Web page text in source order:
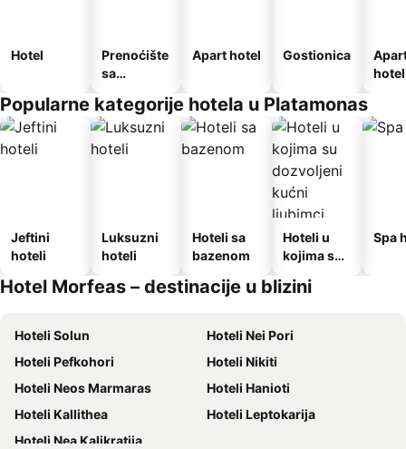
Hotel
Prenoćište
sa
Apart hotel Gostionica
hotel
Popularne kategorije hotela u Platamonas
Jeftini
hoteli
Luksuzni
hoteli
Hoteli sa
bazenom
Hoteli u
kojima su
kućni
Spa
Hotel Morfeas – destinacije u blizini
Hoteli Solun
Hoteli Nei Pori
Hoteli Pefkohori
Hoteli Nikiti
Hoteli Neos Marmaras
Hoteli Hanioti
Hoteli Kallithea
Hoteli Leptokarija
Hoteli Nea Kalikratija